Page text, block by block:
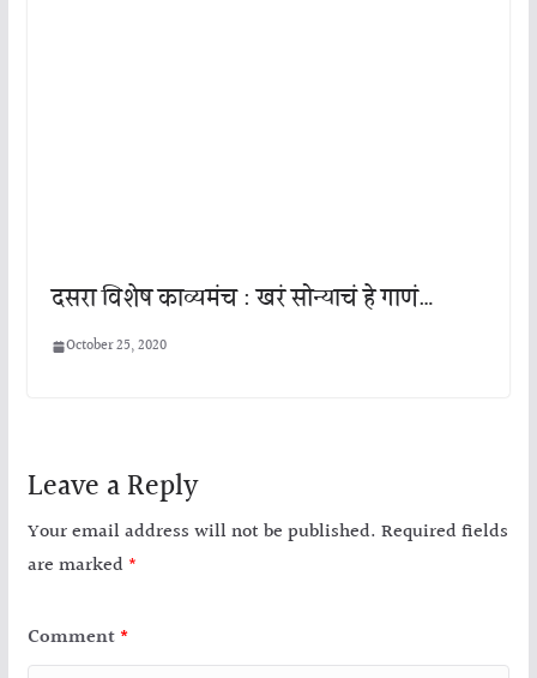
दसरा विशेष काव्यमंच : खरं सोन्याचं हे गाणं…
October 25, 2020
Leave a Reply
Your email address will not be published. Required fields
are marked *
Comment *